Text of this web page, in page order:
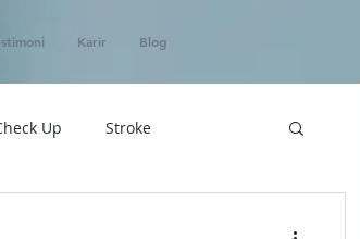
Karir Blog
Up Stroke